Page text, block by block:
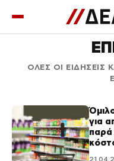
ΟΛΕΣ ΟΙ ΕΙΔΗΣΕΙΣ
για
παρά